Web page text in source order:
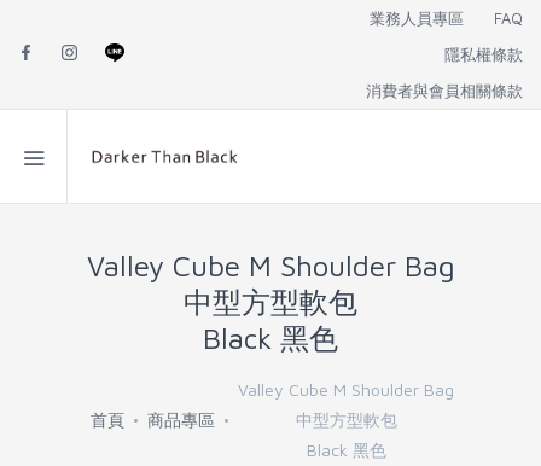
業務人員專區
FAQ
隱私權條款
消費者與會員相關條款
Valley Cube M Shoulder Bag
中型方型軟包
Black 黑色
首頁 商品專區
Valley Cube M Shoulder Bag
中型方型軟包
Black 黑色